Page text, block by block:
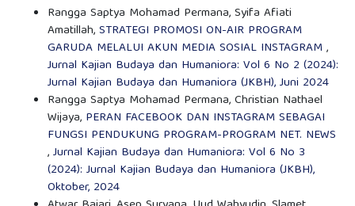
Rangga Saptya Mohamad Permana, Syifa Afiati
Amatillah,STRATEGI PROMOSI ON-AIR PROGRAM
GARUDA MELALUI AKUN MEDIA SOSIAL INSTAGRAM,
Jurnal Kajian Budaya dan Humaniora: Vol 6 No 2 (2024):
Jurnal Kajian Budaya dan Humaniora (JKBH), Juni 2024
Rangga Saptya Mohamad Permana, Christian Nathael
Wijaya, PERAN FACEBOOK DAN INSTAGRAM SEBAGAI
FUNGSI PENDUKUNG PROGRAM-PROGRAM NET. NEWS
,Jurnal Kajian Budaya dan Humaniora: Vol 6 No 3
(2024): Jurnal Kajian Budaya dan Humaniora (JKBH),
Oktober, 2024